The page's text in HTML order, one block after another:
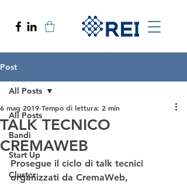
Post
All Posts
Bandi
Start Up
Cluster
All Posts
TALK TECNICO
CREMAWEB
6 mag 2019 Tempo di lettura: 2 min
Prosegue il ciclo di talk tecnici
organizzati da CremaWeb,